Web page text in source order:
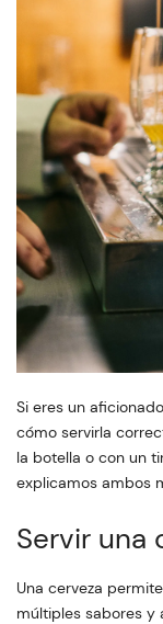
Si eres un
cómo servirla
la botella o con un
explicamos ambos
Servir una
Una cerveza
múltiples sabores y